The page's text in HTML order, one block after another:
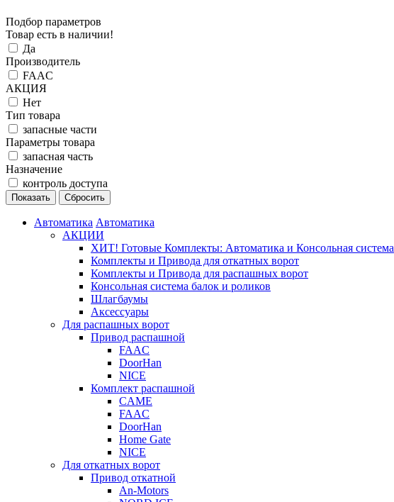
Подбор параметров
Товар есть в наличии!
Да
Производитель
FAAC
АКЦИЯ
Нет
Тип товара
запасные части
Параметры товара
запасная часть
Назначение
контроль доступа
Автоматика Автоматика
АКЦИИ
ХИТ! Готовые Комплекты: Автоматика и Консольная система
Комплекты и Привода для откатных ворот
Комплекты и Привода для распашных ворот
Консольная система балок и роликов
Шлагбаумы
Аксессуары
Для распашных ворот
Привод распашной
FAAC
DoorHan
NICE
Комплект распашной
CAME
FAAC
DoorHan
Home Gate
NICE
Для откатных ворот
Привод откатной
An-Motors